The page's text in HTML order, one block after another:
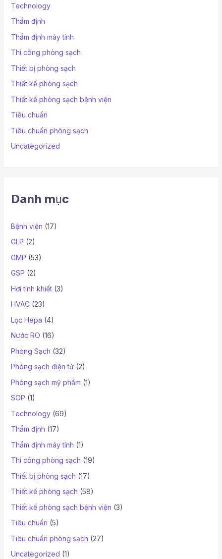
Technology
Thẩm định
Thẩm định máy tính
Thi công phòng sạch
Thiết bị phòng sạch
Thiết kế phòng sạch
Thiết kế phòng sạch bệnh viện
Tiêu chuẩn
Tiêu chuẩn phòng sạch
Uncategorized
Danh mục
Bệnh viện (17)
GLP (2)
GMP (53)
GSP (2)
Hơi tinh khiết(3)
HVAC(23)
Lọc Hepa (4)
Nước RO (16)
Phòng Sạch (32)
Phòng sạch điện tử(2)
Phòng sạch mỹ phẩm (1)
SOP (1)
Technology(69)
Thẩm định (17)
Thẩm định máy tính (1)
Thi công phòng sạch (19)
Thiết bị phòng sạch (17)
Thiết kế phòng sạch (58)
Thiết kế phòng sạch bệnh viện (3)
Tiêu chuẩn (5)
Tiêu chuẩn phòng sạch (27)
Uncategorized (1)